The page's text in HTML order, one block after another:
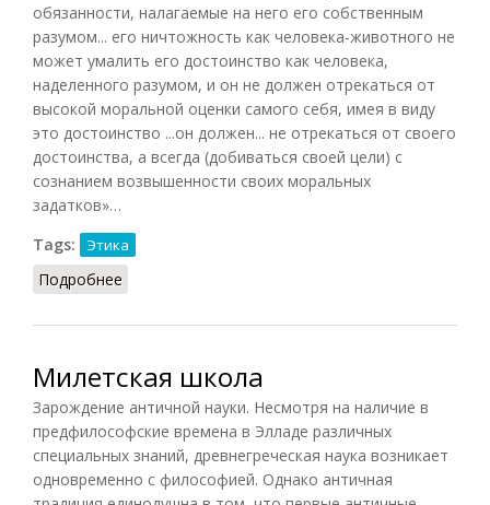
обязанности, налагаемые на него его собственным
разумом... его ничтожность как человека-животного не
может умалить его достоинство как человека,
наделенного разумом, и он не должен отрекаться от
высокой моральной оценки самого себя, имея в виду
это достоинство ...он должен... не отрекаться от своего
достоинства, а всегда (добиваться своей цели) с
сознанием возвышенности своих моральных
задатков»…
Tags:
Этика
Подробнее
Милетская школа
Зарождение античной науки. Несмотря на наличие в
предфилософские времена в Элладе различных
специальных знаний, древнегреческая наука возникает
одновременно с философией. Однако античная